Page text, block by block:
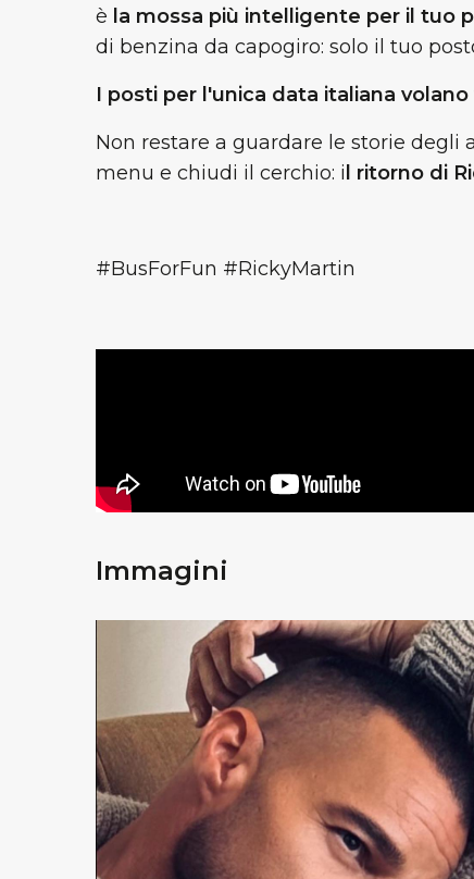
è la mossa più intelligente per il tuo
di benzina da capogiro: solo il tuo
I posti per l'unica data italiana volano
Non restare a guardare le storie degli
menu e chiudi il cerchio: i l ritorno di
#BusForFun #RickyMartin
Immagini